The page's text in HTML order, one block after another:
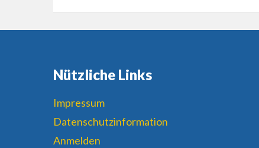
Nützliche Links
Impressum
Datenschutzinformation
Anmelden